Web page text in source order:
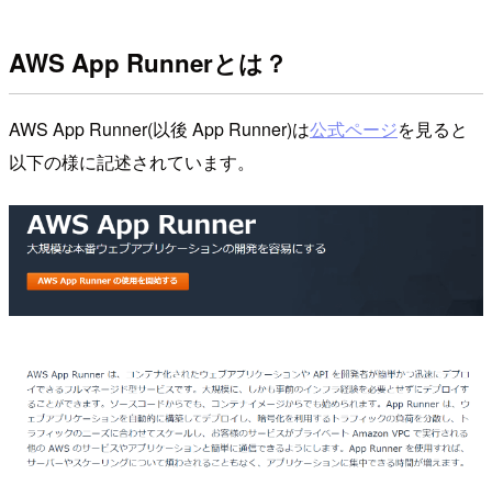
AWS App Runnerとは？
AWS App Runner(以後 App Runner)は公式ページを見ると
以下の様に記述されています。